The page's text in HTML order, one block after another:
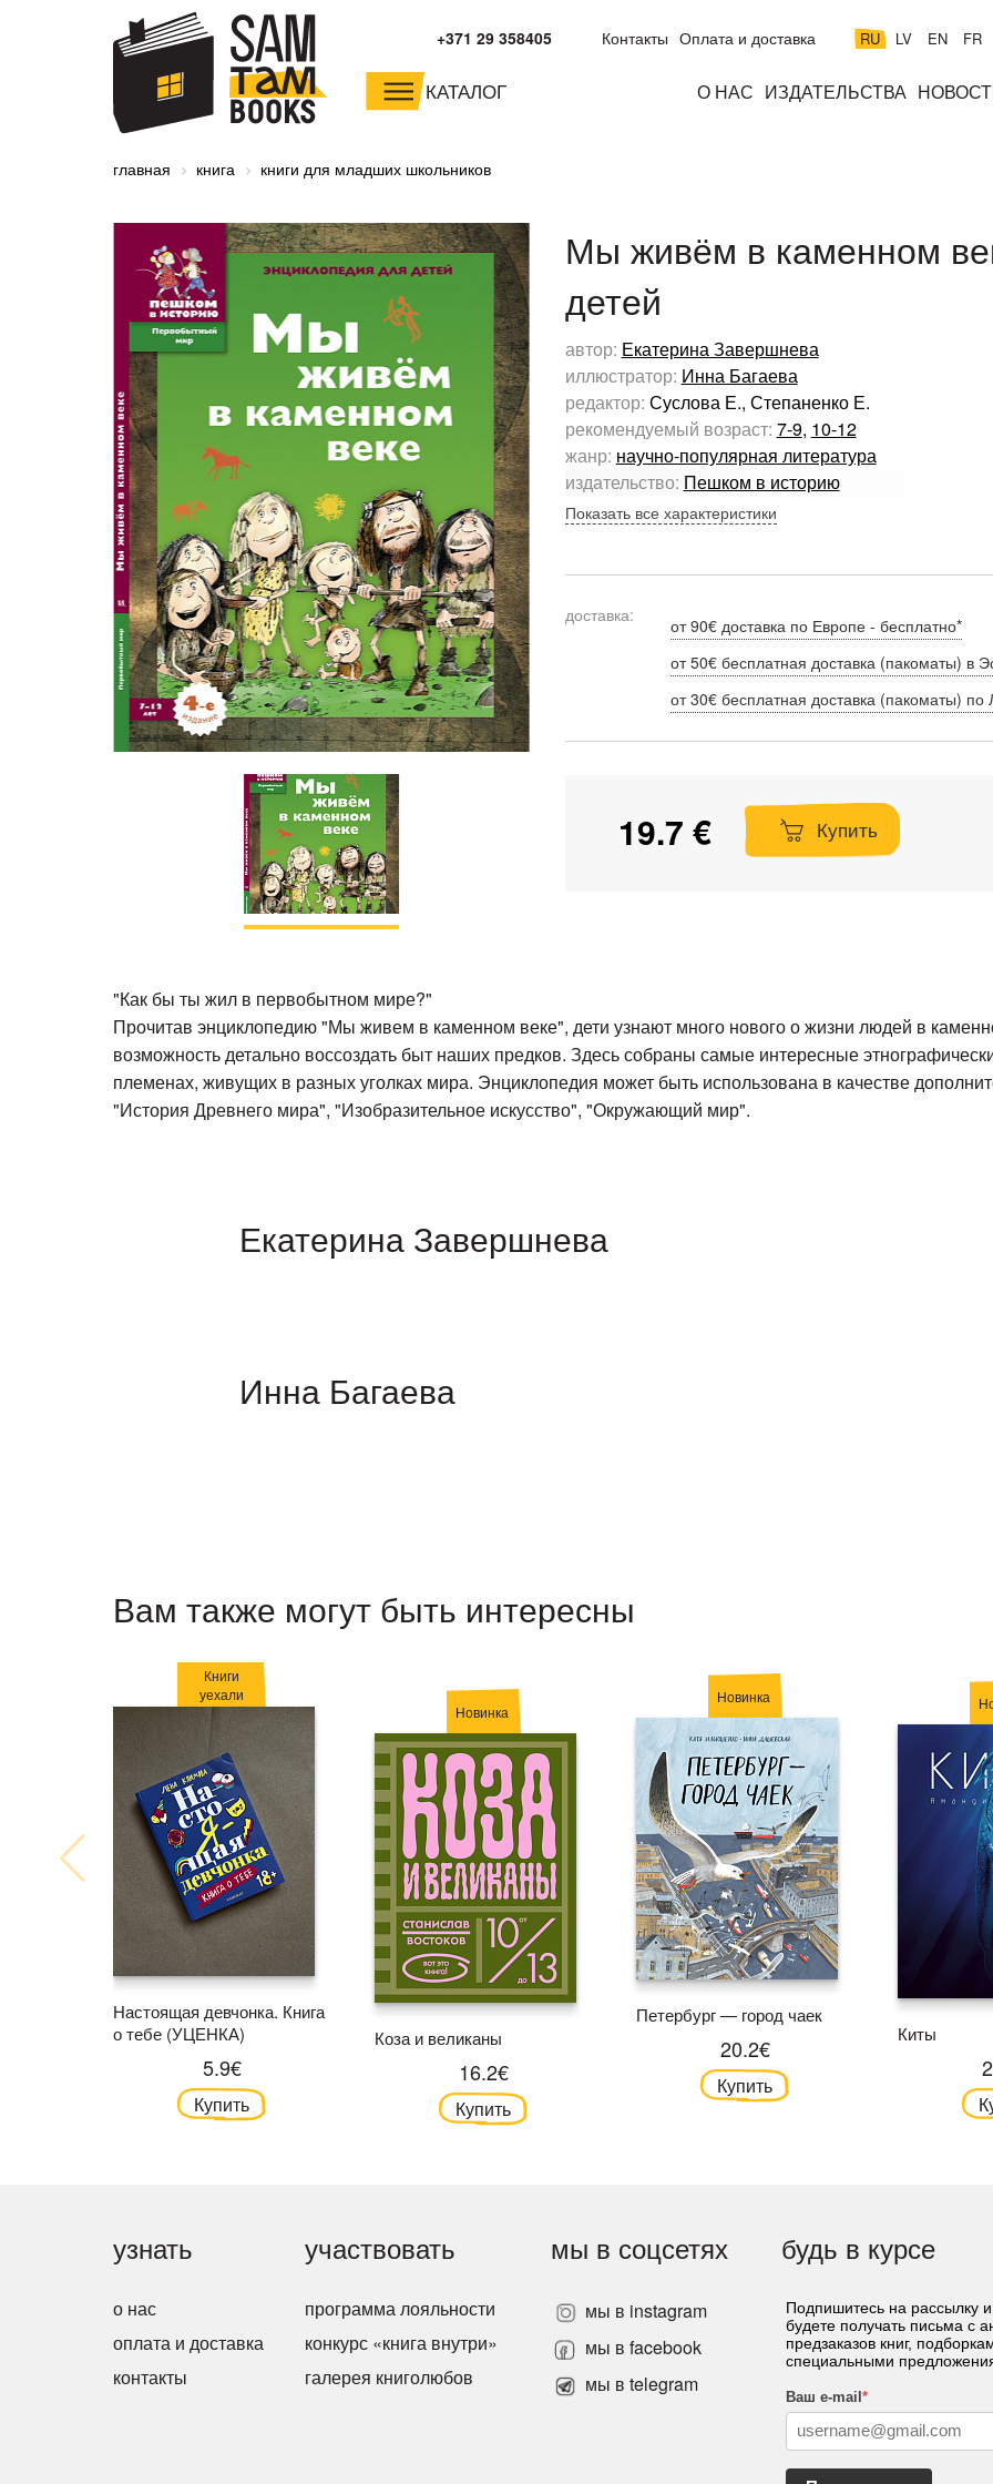
RU LV EN FR
Контакты Оплата и доставка
+371 29 358405
КАТАЛОГ О НАС ИЗДАТЕЛЬСТВА
малышам и
дошкольникам
младшим школьникам
главная книга книги для младших школьников
Мы живём в каменном
детей
автор: Екатерина Завершнева
иллюстратор: Инна Багаева
редактор: Суслова Е., Степаненко Е.
рекомендуемый возраст: 7-9, 10-12
жанр: научно-популярная литература
издательство: Пешком в историю
Показать все характеристики
доставка:
от 90€ доставка по Европе - бесплатно*
от 50€ бесплатная доставка (пакоматы) в
от 30€ бесплатная доставка (пакоматы) по
19.7 € Купить
"Как бы ты жил в первобытном мире?"
Прочитав энциклопедию "Мы живем в каменном веке", дети узнают много нового о жизни людей в
возможность детально воссоздать быт наших предков. Здесь собраны самые интересные
племенах, живущих в разных уголках мира. Энциклопедия может быть использована в качестве
"История Древнего мира", "Изобразительное искусство", "Окружающий мир".
Екатерина Завершнева
Инна Багаева
Вам также могут быть интересны
Книги
уехали
Настоящая девчонка. Книга
о тебе (УЦЕНКА)
5.9€
Купить
Новинка
Коза и великаны
16.2€
Купить
Новинка
Петербург — город чаек
20.2€
Купить
Киты
узнать
о нас
оплата и доставка
контакты
участвовать
программа лояльности
конкурс «книга внутри»
галерея книголюбов
мы в соцсетях
мы в instagram
мы в facebook
мы в telegram
будь в курсе
Подпишитесь на рассылку
будете получать письма с
предзаказов книг,
специальными
Ваш e-mail *